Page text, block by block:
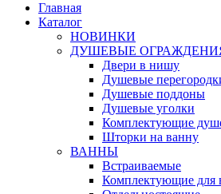
Главная
Каталог
НОВИНКИ
ДУШЕВЫЕ
Двери в нишу
Душевые
Душевые поддоны
Душевые уголки
Комплектующие
Шторки на ванну
ВАННЫ
Встраиваемые
Комплектующие для